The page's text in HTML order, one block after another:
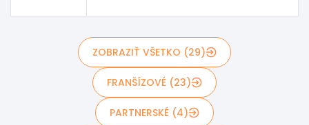
ZOBRAZIŤ VŠETKO (29)
FRANŠÍZOVÉ (23)
PARTNERSKÉ (4)